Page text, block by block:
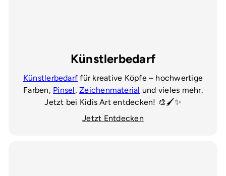
Künstlerbedarf
Künstlerbedarf für kreative Köpfe – hochwertige
Farben, Pinsel,Zeichenmaterial und vieles mehr.
Jetzt bei Kidis Art entdecken! 🎨🖌️✨
Jetzt Entdecken